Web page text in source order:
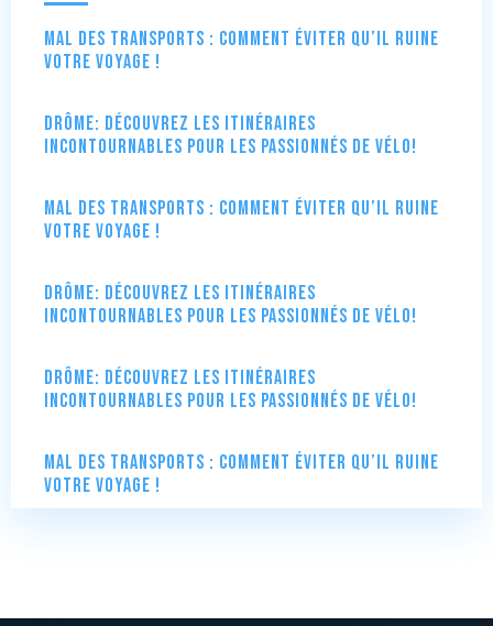
Mal des transports : comment éviter qu’il ruine
votre voyage !
Drôme: Découvrez les itinéraires
incontournables pour les passionnés de vélo!
Mal des transports : comment éviter qu’il ruine
votre voyage !
Drôme: Découvrez les itinéraires
incontournables pour les passionnés de vélo!
Drôme: Découvrez les itinéraires
incontournables pour les passionnés de vélo!
Mal des transports : comment éviter qu’il ruine
votre voyage !